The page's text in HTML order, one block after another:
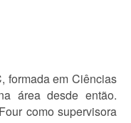
formada em Ciências
área desde então.
como supervisora